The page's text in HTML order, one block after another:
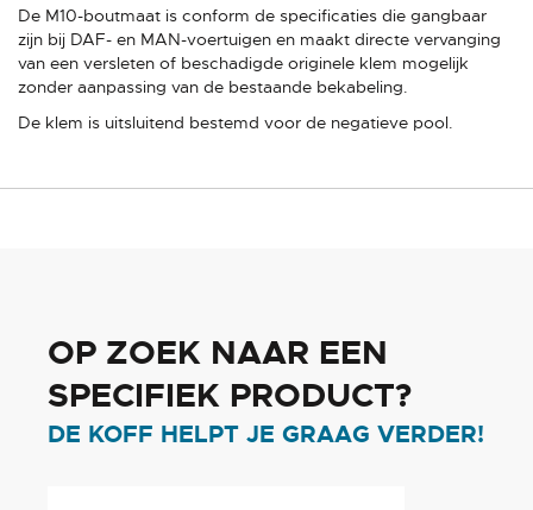
De M10-boutmaat is conform de specificaties die gangbaar
zijn bij DAF- en MAN-voertuigen en maakt directe vervanging
van een versleten of beschadigde originele klem mogelijk
zonder aanpassing van de bestaande bekabeling.
De klem is uitsluitend bestemd voor de negatieve pool.
OP ZOEK NAAR EEN
SPECIFIEK PRODUCT?
DE KOFF HELPT JE GRAAG VERDER!